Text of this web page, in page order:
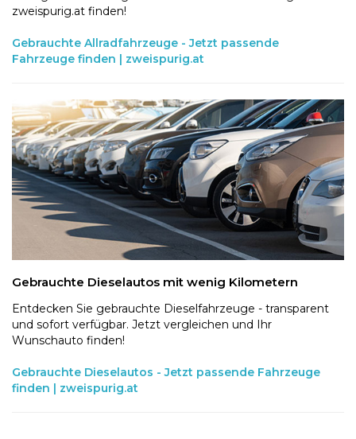
zweispurig.at finden!
Gebrauchte Allradfahrzeuge - Jetzt passende
Fahrzeuge finden | zweispurig.at
Gebrauchte Dieselautos mit wenig Kilometern
Entdecken Sie gebrauchte Dieselfahrzeuge - transparent
und sofort verfügbar. Jetzt vergleichen und Ihr
Wunschauto finden!
Gebrauchte Dieselautos - Jetzt passende Fahrzeuge
finden | zweispurig.at